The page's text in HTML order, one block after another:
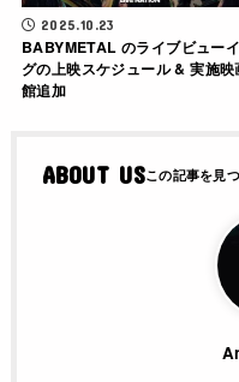
2025.10.23
BABYMETAL のライブビュー
グの上映スケジュール & 実施映
館追加
ABOUT US